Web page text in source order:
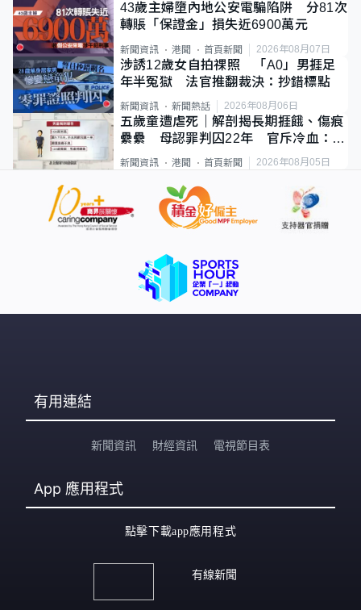
43歲主婦墮內地公安電騙陷阱 分81次
轉賬「保證金」損失近6900萬元
新聞資訊 港聞 首頁新聞 2026年08月07日
涉誘12歲女自拍祼照 「A0」男捱足
年半冤獄 法官推翻裁決：抄錯標點
新聞資訊 新聞熱話 2026年08月06日
五歲童遭虐死｜解剖揭長期捱餓、傷痕
纍纍 母認罪判囚22年 官斥冷血：同
類案最惡劣
新聞資訊 港聞 首頁新聞 2026年08月05日
有用連結
新聞資訊 財經資訊 電視節目表
App 應用程式
點擊下載app應用程式
有線新聞